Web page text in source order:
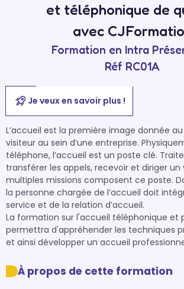
et téléphonique de
avec
Formation en Intra
Réf RC01A
Je veux en savoir plus !
L’accueil est la première image donnée
visiteur au sein d’une entreprise.
téléphone, l’accueil est un poste clé.
transférer les appels, recevoir et diriger un
multiples missions composent ce poste.
la personne chargée de l’accueil doit
service et de la relation d’accueil.
La formation sur l'accueil téléphonique et
permettra d'appréhender les techniques
et ainsi développer un accueil
À propos de cette formation